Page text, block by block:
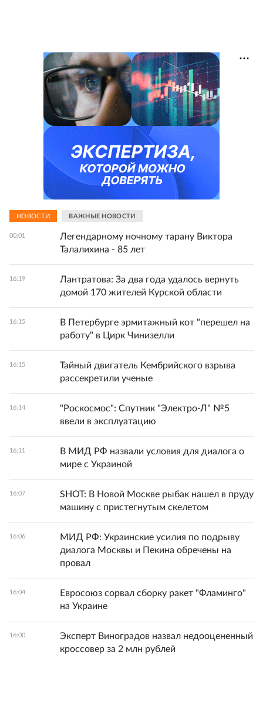
НОВОСТИ ВАЖНЫЕ НОВОСТИ
00:01
Легендарному ночному тарану Виктора
Талалихина - 85 лет
16:19
Лантратова: За два года удалось вернуть
домой 170 жителей Курской области
16:15
В Петербурге эрмитажный кот "перешел на
работу" в Цирк Чинизелли
16:15
Тайный двигатель Кембрийского взрыва
рассекретили ученые
16:14
"Роскосмос": Спутник "Электро-Л" №5
ввели в эксплуатацию
16:11
В МИД РФ назвали условия для диалога о
мире с Украиной
16:07
SHOT: В Новой Москве рыбак нашел в пруду
машину с пристегнутым скелетом
16:06
МИД РФ: Украинские усилия по подрыву
диалога Москвы и Пекина обречены на
провал
16:04
Евросоюз сорвал сборку ракет "Фламинго"
на Украине
16:00
Эксперт Виноградов назвал недооцененный
кроссовер за 2 млн рублей